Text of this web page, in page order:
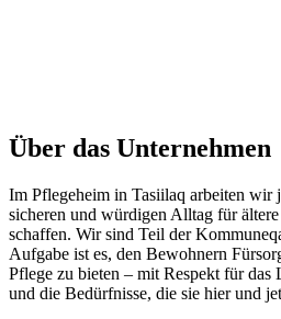
Über das Unternehmen
Im Pflegeheim in Tasiilaq arbeiten wir
sicheren und würdigen Alltag für
schaffen. Wir sind Teil der
Aufgabe ist es, den Bewohnern
Pflege zu bieten – mit Respekt für das
und die Bedürfnisse, die sie hier und